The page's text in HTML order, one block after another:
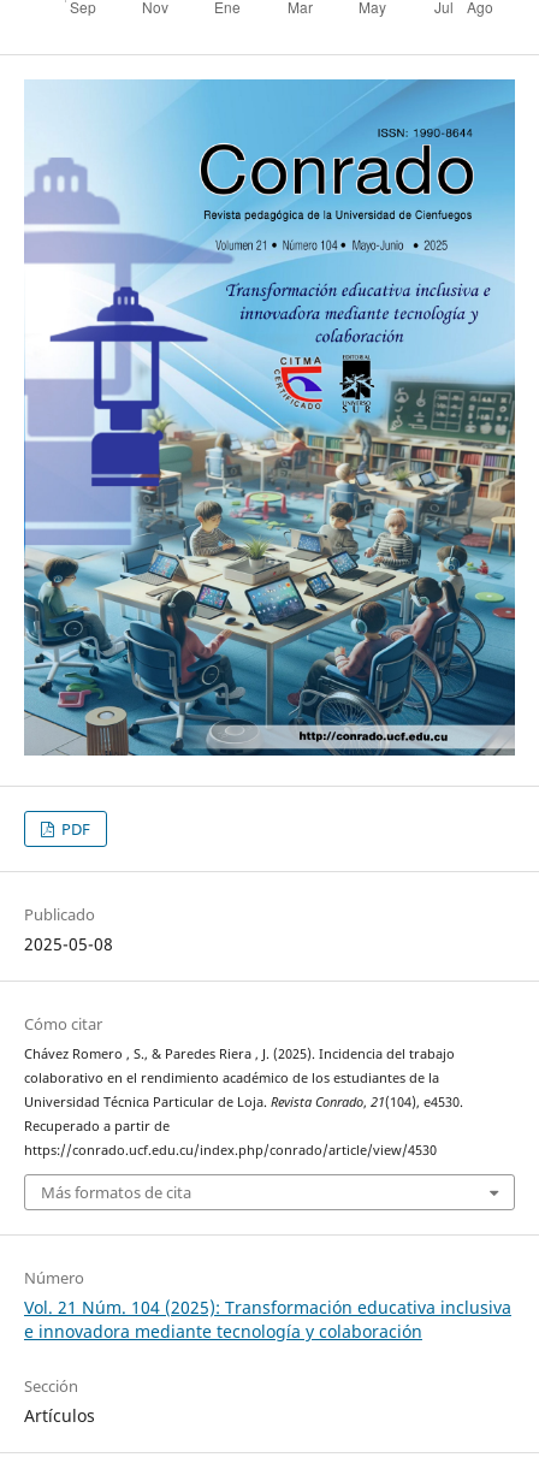
PDF
Publicado
2025-05-08
Cómo citar
Chávez Romero , S., & Paredes Riera , J. (2025). Incidencia del trabajo
colaborativo en el rendimiento académico de los estudiantes de la
Universidad Técnica Particular de Loja. Revista Conrado, 21(104), e4530.
Recuperado a partir de
https://conrado.ucf.edu.cu/index.php/conrado/article/view/4530
Más formatos de cita
Número
Vol. 21 Núm. 104 (2025): Transformación educativa inclusiva
e innovadora mediante tecnología y colaboración
Sección
Artículos